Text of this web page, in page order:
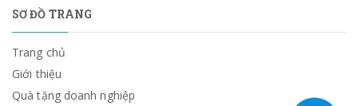
SƠ ĐỒ TRANG
Trang chủ
Giới thiệu
Quà tặng doanh nghiệp